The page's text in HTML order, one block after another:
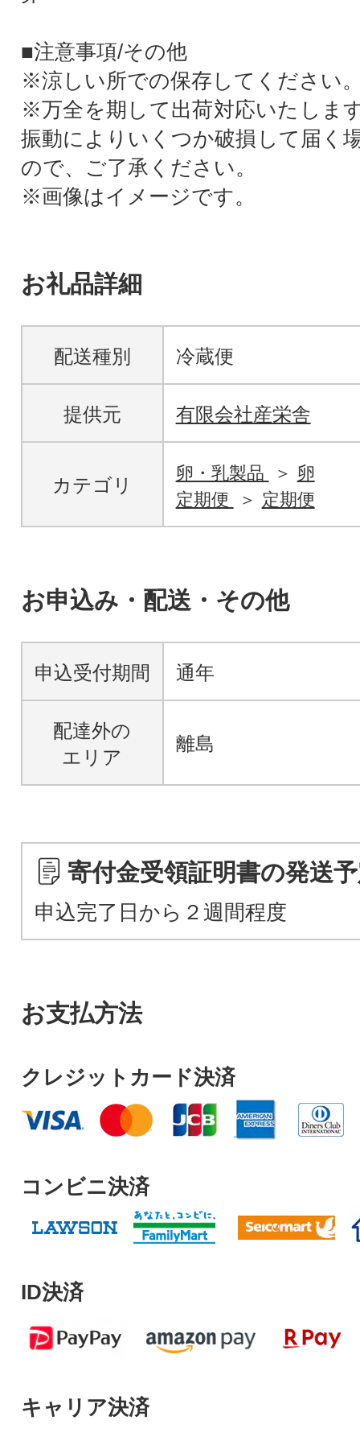
■注意事項/その他
※涼しい所での保存してください
※万全を期して出荷対応いたしま
振動によりいくつか破損して届く
ので、ご了承ください。
※画像はイメージです。
お礼品詳細
配送種別 冷蔵便
提供元 有限会社産栄舎
カテゴリ
卵・乳製品
卵
定期便
定期便
お申込み・配送・その他
申込受付期間 通年
配達外の
エリア
離島
寄付金受領証明書の発送
申込完了日から２週間程度
お支払方法
クレジットカード決済
コンビニ決済
ID決済
キャリア決済